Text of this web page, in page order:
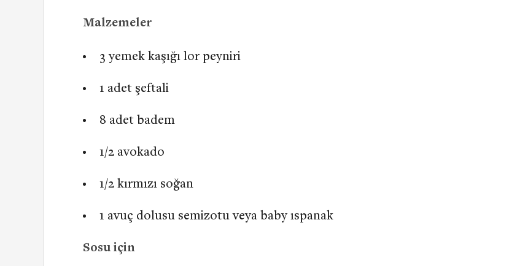
Malzemeler
3 yemek kaşığı lor peyniri
1 adet şeftali
8 adet badem
1/2 avokado
1/2 kırmızı soğan
1 avuç dolusu semizotu veya baby ıspanak
Sosu için